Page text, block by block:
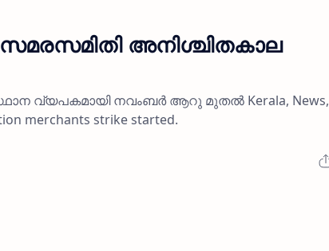
അനിശ്ചിതകാല
വ്യപകമായി നവംബര്‍ ആറു മുതല്‍ Kerala, News,
merchants strike started.